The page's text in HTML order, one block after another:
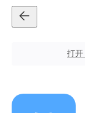
打开